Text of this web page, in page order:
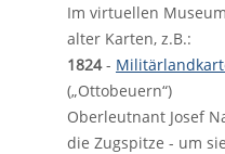
Im virtuellen
alter Karten, z.B.:
1824-
(„Ottobeuern“)
Oberleutnant Josef
die Zugspitze - um